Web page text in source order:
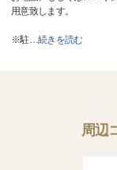
用意致します。
※駐 続きを読む
周辺